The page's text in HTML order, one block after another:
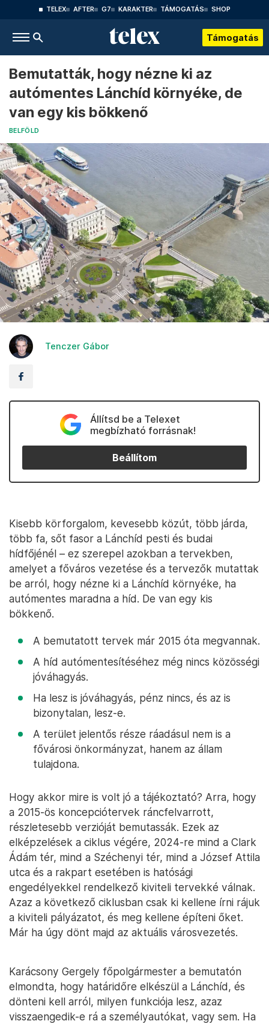
TELEX AFTER G7 KARAKTER TÁMOGATÁS SHOP
Támogatás
Bemutatták, hogy nézne ki az
autómentes Lánchíd környéke, de
van egy kis bökkenő
BELFÖLD
Tenczer Gábor
Állítsd be a Telexet
megbízható forrásnak!
Beállítom
Kisebb körforgalom, kevesebb közút, több járda,
több fa, sőt fasor a Lánchíd pesti és budai
hídfőjénél – ez szerepel azokban a tervekben,
amelyet a főváros vezetése és a tervezők mutattak
be arról, hogy nézne ki a Lánchíd környéke, ha
autómentes maradna a híd. De van egy kis
bökkenő.
A bemutatott tervek már 2015 óta megvannak.
A híd autómentesítéséhez még nincs közösségi
jóváhagyás.
Ha lesz is jóváhagyás, pénz nincs, és az is
bizonytalan, lesz-e.
A terület jelentős része ráadásul nem is a
fővárosi önkormányzat, hanem az állam
tulajdona.
Hogy akkor mire is volt jó a tájékoztató? Arra, hogy
a 2015-ös koncepciótervek ráncfelvarrott,
részletesebb verzióját bemutassák. Ezek az
elképzelések a ciklus végére, 2024-re mind a Clark
Ádám tér, mind a Széchenyi tér, mind a József Attila
utca és a rakpart esetében is hatósági
engedélyekkel rendelkező kiviteli tervekké válnak.
Azaz a következő ciklusban csak ki kellene írni rájuk
a kiviteli pályázatot, és meg kellene építeni őket.
Már ha úgy dönt majd az aktuális városvezetés.
Karácsony Gergely főpolgármester a bemutatón
elmondta, hogy határidőre elkészül a Lánchíd, és
dönteni kell arról, milyen funkciója lesz, azaz
visszaengedik-e rá a személyautókat, vagy sem. Ha